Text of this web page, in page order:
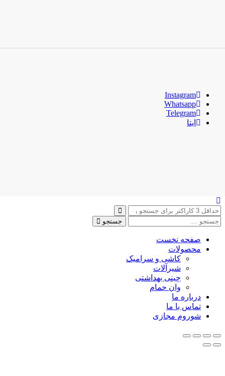
Instagram
Whatsapp
Telegram
ایتا
جستجو
صفحه نخست
محصولات
کاشی و سرامیک
شیرآلات
چینی بهداشتی
وان حمام
درباره ما
تماس با ما
شوروم مجازی